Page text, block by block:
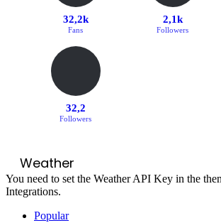
32,2k
Fans
2,1k
Followers
32,2
Followers
Weather
You need to set the Weather API Key in the
Integrations.
Popular